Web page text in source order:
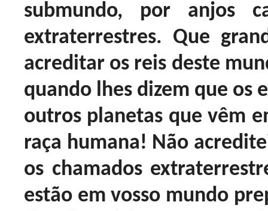
submundo, por anjos
extraterrestres. Que
acreditar os reis deste
quando lhes dizem que os
outros planetas que vêm
raça humana! Não
os chamados
estão em vosso mundo